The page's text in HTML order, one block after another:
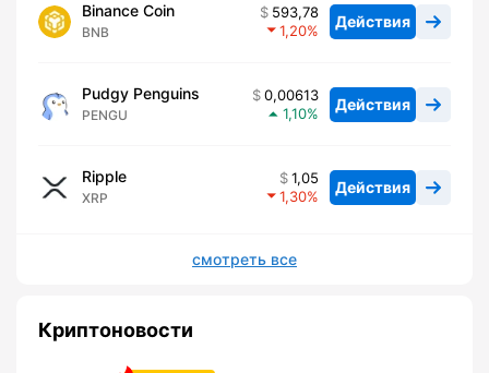
Binance Coin
BNB
593,78
1,20
Действия
Pudgy Penguins
PENGU
0,00613
1,10
Действия
Ripple
XRP
1,05
1,30
Действия
смотреть все
Криптоновости